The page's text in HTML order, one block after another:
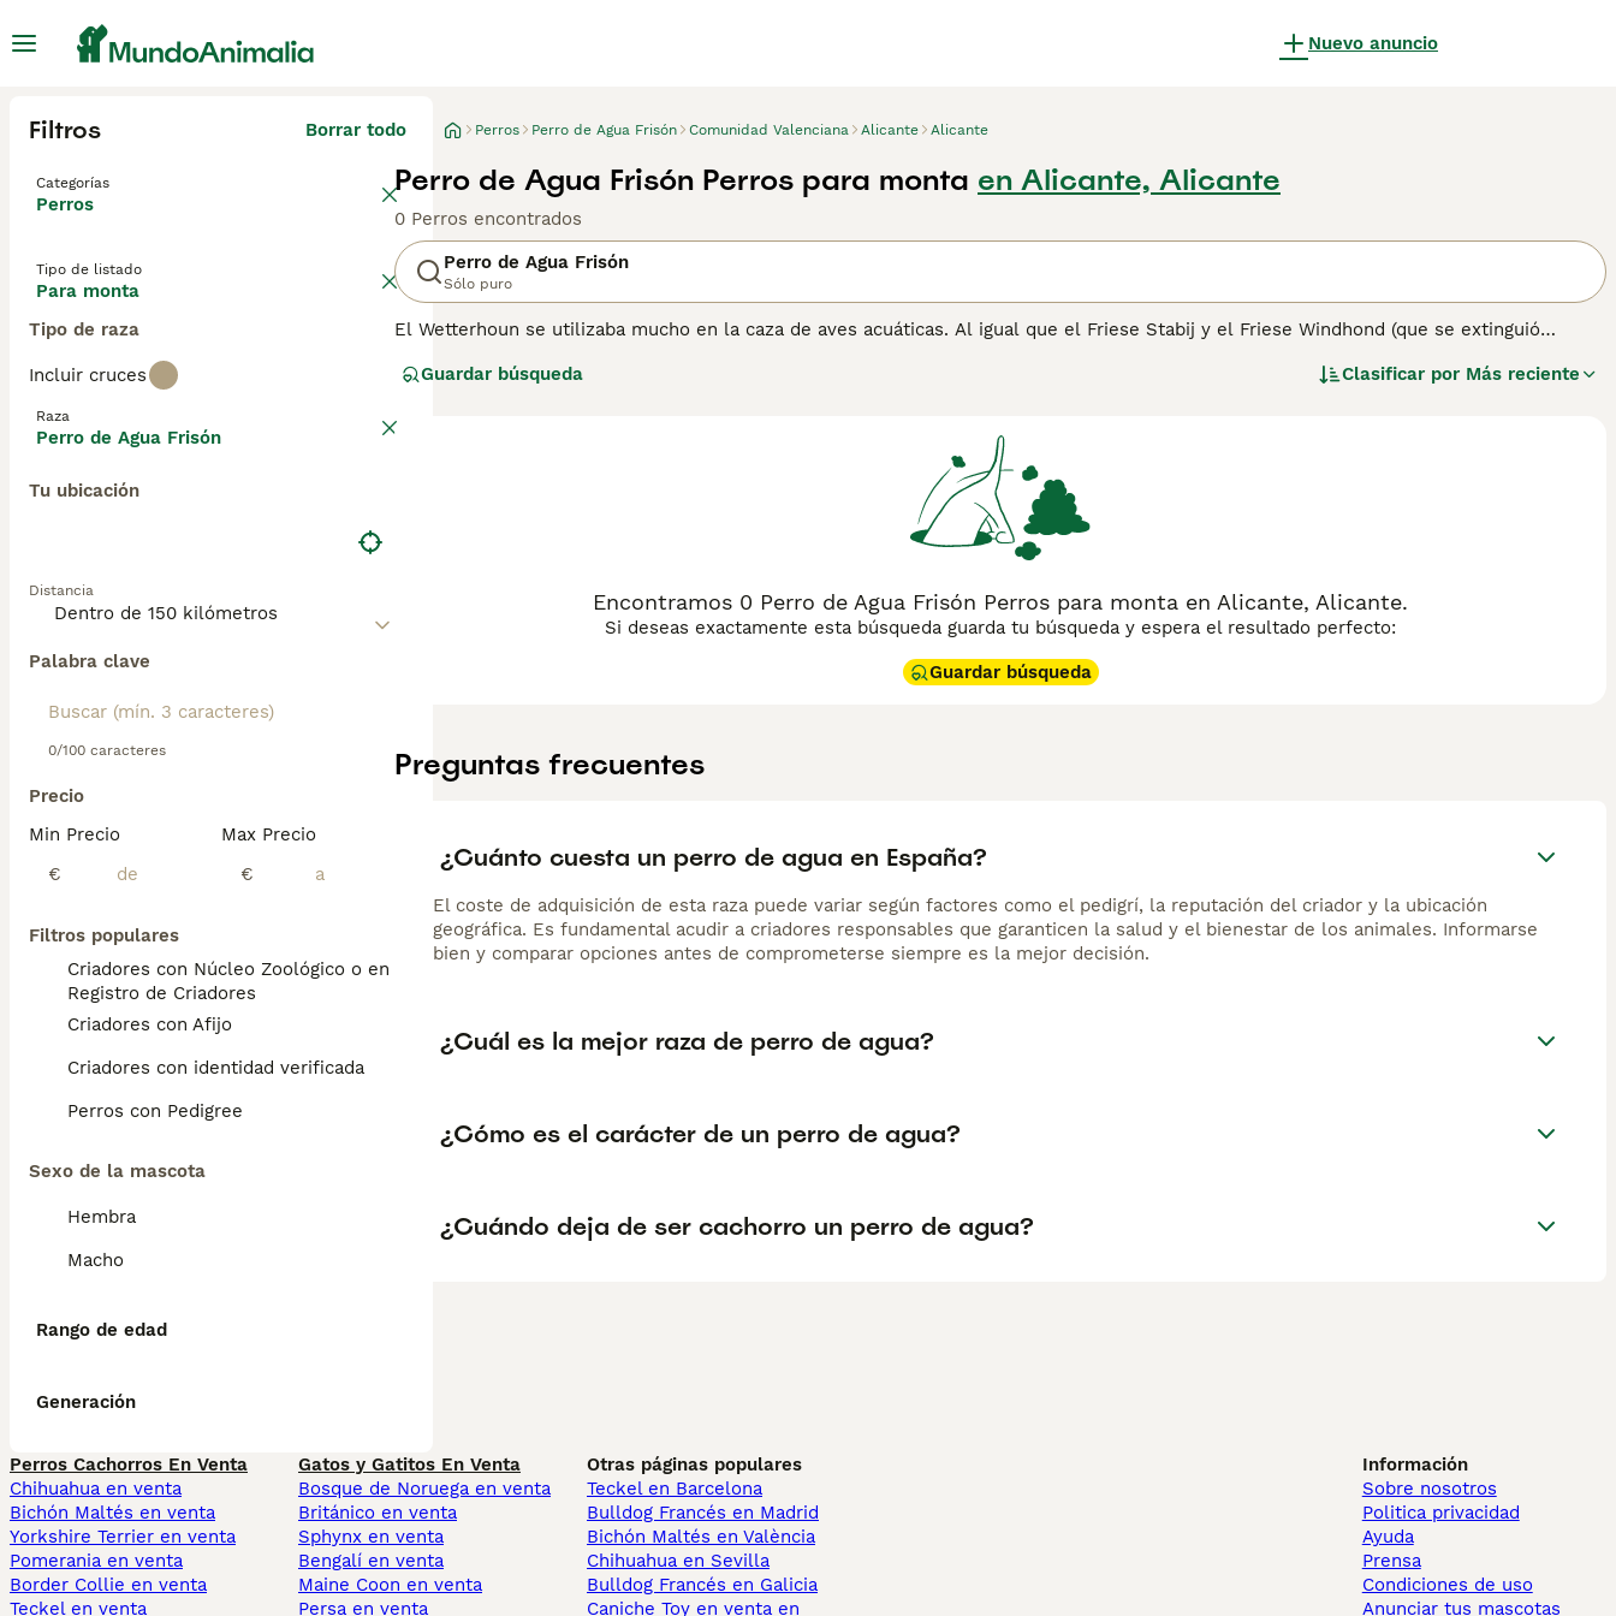
Nuevo anuncio
Filtros Borrar todo
Categorías
Perros
Tipo de listado
Para monta
Tipo de raza
Incluir cruces
Raza
Perro de Agua Frisón
Tu ubicación
Distancia
Palabra clave
0/100 caracteres
Precio
Min Precio
€
Max Precio
€
Filtros populares
Criadores con Núcleo Zoológico o en el
Registro de Criadores
Criadores con Afijo
Criadores con identidad verificada
Perros con Pedigree
Sexo de la mascota
Hembra
Macho
Rango de edad
Generación
Perros Perro de Agua Frisón Comunidad Valenciana Alicante Alicante
Perro de Agua Frisón Perros para monta en Alicante, Alicante
0 Perros encontrados
Perro de Agua Frisón
Sólo puro
El Wetterhoun se utilizaba mucho en la caza de aves acuáticas. Al igual que el Friese Stabij y el Friese Windhond (que se extinguió
de los lagos frisones. El Wetterhoun era el perro de los agricultores y trabajadores, quienes lo llevaban a cazar (nutrias y comadrejas) y
sobre esta raza.
Guardar búsqueda Clasificar por Más reciente
Encontramos 0 Perro de Agua Frisón Perros para monta en Alicante, Alicante.
Si deseas exactamente esta búsqueda guarda tu búsqueda y espera el resultado perfecto:
Guardar búsqueda
Preguntas frecuentes
¿Cuánto cuesta un perro de agua en España?
El coste de adquisición de esta raza puede variar según factores como el pedigrí, la reputación del criador y la ubicación
geográfica. Es fundamental acudir a criadores responsables que garanticen la salud y el bienestar de los animales. Informarse
bien y comparar opciones antes de comprometerse siempre es la mejor decisión.
¿Cuál es la mejor raza de perro de agua?
¿Cómo es el carácter de un perro de agua?
¿Cuándo deja de ser cachorro un perro de agua?
Perros Cachorros En Venta
Chihuahua en venta
Bichón Maltés en venta
Yorkshire Terrier en venta
Pomerania en venta
Border Collie en venta
Teckel en venta
Gatos y Gatitos En Venta
Bosque de Noruega en venta
Británico en venta
Sphynx en venta
Bengalí en venta
Maine Coon en venta
Persa en venta
Otras páginas populares
Teckel en Barcelona
Bulldog Francés en Madrid
Bichón Maltés en València
Chihuahua en Sevilla
Bulldog Francés en Galicia
Caniche Toy en venta en
Información
Sobre nosotros
Politica privacidad
Ayuda
Prensa
Condiciones de uso
Anunciar tus mascotas